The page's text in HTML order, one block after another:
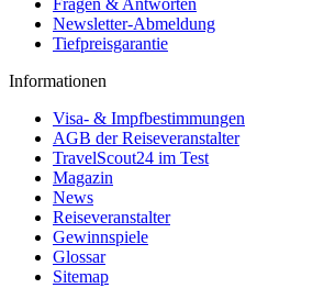
Fragen & Antworten
Newsletter-Abmeldung
Tiefpreisgarantie
Informationen
Visa- & Impfbestimmungen
AGB der Reiseveranstalter
TravelScout24 im Test
Magazin
News
Reiseveranstalter
Gewinnspiele
Glossar
Sitemap